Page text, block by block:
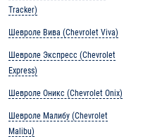
Tracker)
Шевроле Вива (Chevrolet Viva)
Шевроле Экспресс (Chevrolet
Express)
Шевроле Оникс (Chevrolet Onix)
Шевроле Малибу (Chevrolet
Malibu)